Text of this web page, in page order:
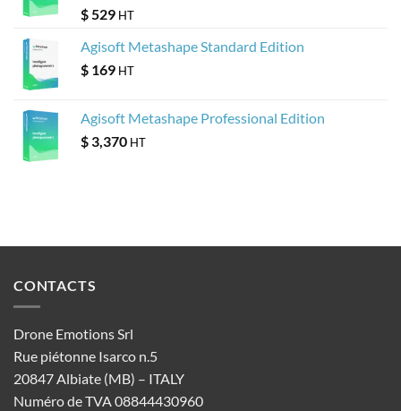
$529 HT
Agisoft Metashape Standard Edition
$ 169 HT
Agisoft Metashape Professional Edition
$ 3,370 HT
CONTACTS
Drone Emotions Srl
Rue piétonne Isarco n.5
20847 Albiate (MB) – ITALY
Numéro de TVA 08844430960